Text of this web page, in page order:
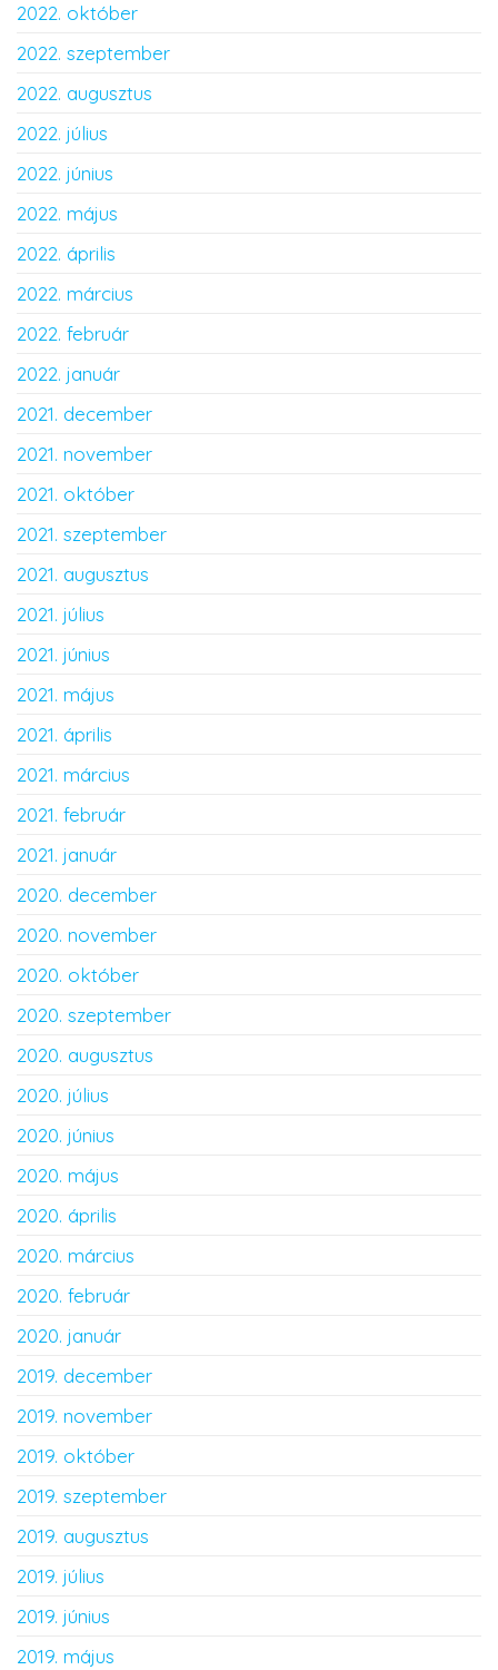
2022. október
2022. szeptember
2022. augusztus
2022. július
2022. június
2022. május
2022. április
2022. március
2022. február
2022. január
2021. december
2021. november
2021. október
2021. szeptember
2021. augusztus
2021. július
2021. június
2021. május
2021. április
2021. március
2021. február
2021. január
2020. december
2020. november
2020. október
2020. szeptember
2020. augusztus
2020. július
2020. június
2020. május
2020. április
2020. március
2020. február
2020. január
2019. december
2019. november
2019. október
2019. szeptember
2019. augusztus
2019. július
2019. június
2019. május